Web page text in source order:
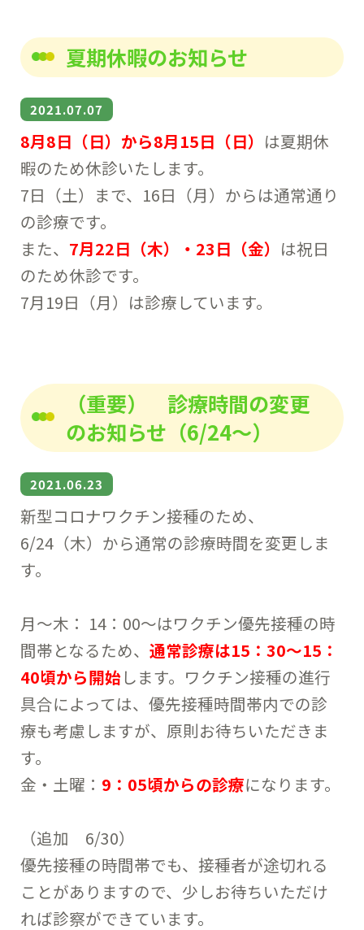
夏期休暇のお知らせ
2021.07.07
8月8日（日）から8月15日（日） は夏期休
暇のため休診いたします。
7日（土）まで、16日（月）からは通常通り
の診療です。
また、 7月22日（木）・23日（金） は祝日
のため休診です。
7月19日（月）は診療しています。
（重要） 診療時間の変更
のお知らせ（6/24～）
2021.06.23
新型コロナワクチン接種のため、
6/24（木）から通常の診療時間を変更しま
す。
月～木： 14：00～はワクチン優先接種の時
間帯となるため、通常診療は15：30～15：
40頃から開始します。ワクチン接種の進行
具合によっては、優先接種時間帯内での診
療も考慮しますが、原則お待ちいただきま
す。
金・土曜： 9：05頃からの診療になります。
（追加 6/30）
優先接種の時間帯でも、接種者が途切れる
ことがありますので、少しお待ちいただけ
れば診察ができています。